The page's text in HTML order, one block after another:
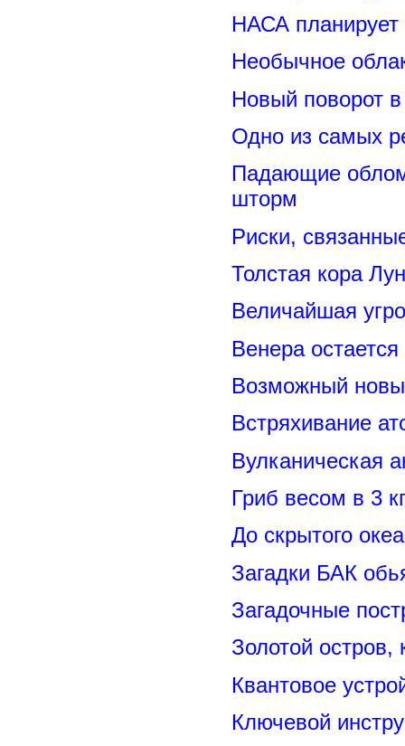
НАСА
Необычное
Новый поворот
Одно из самых
Падающие
шторм
Риски,
Толстая кора
Величайшая
Венера
Возможный
Встряхивание
Вулканическая
Гриб весом в 3
До скрытого
Загадки БАК
Загадочные
Золотой остров,
Квантовое
Ключевой